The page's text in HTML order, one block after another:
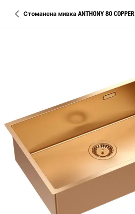
Стоманена мивка ANTHONY 80 COPPER